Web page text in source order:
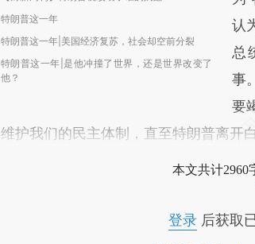
特朗普这一年
特朗普这一年|美国经济复苏，社会却空前分裂
特朗普这一年|是他冲撞了世界，还是世界改变了
他？
认
总
事
要
维护我们的民主体制，直至特朗普离开
本文共计2960
登录后获取